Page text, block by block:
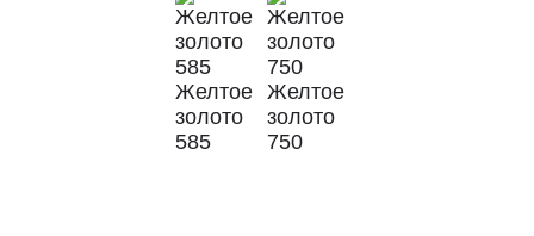
Желтое
золото
585
Желтое
золото
750